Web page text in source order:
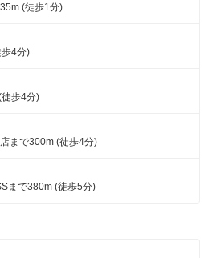
(徒歩1分)
4分)
歩4分)
まで300m (徒歩4分)
まで380m (徒歩5分)